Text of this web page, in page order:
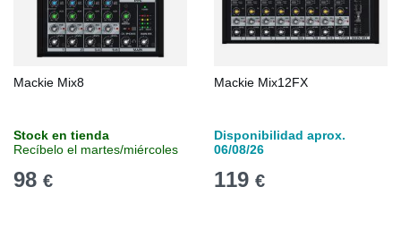
Mackie Mix8
Stock en tienda
Recíbelo el martes/miércoles
98 €
Mackie Mix12FX
Disponibilidad aprox.
06/08/26
119 €